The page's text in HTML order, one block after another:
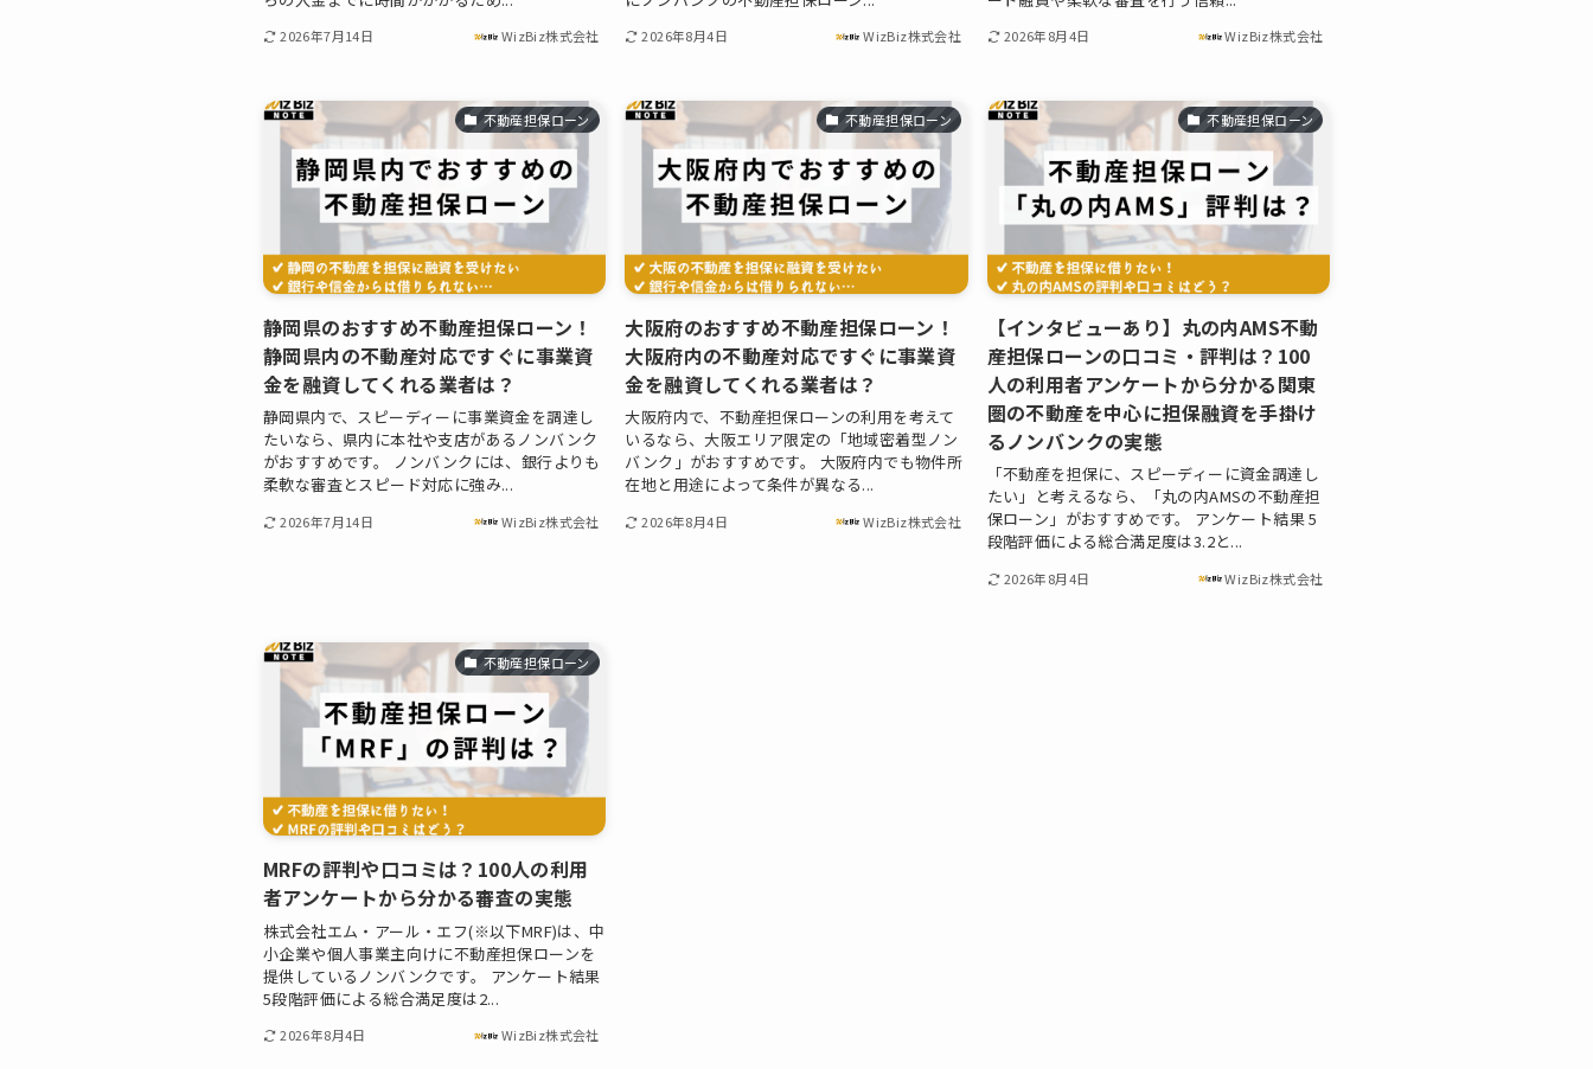
2026年7月14日 WizBiz株式会社 2026年8月4日 WizBiz株式会社 2026年8月4日 WizBiz株式会社
不動産担保ローン
静岡県のおすすめ不動産担保ローン！
静岡県内の不動産対応ですぐに事業資
金を融資してくれる業者は？
静岡県内で、スピーディーに事業資金を調達し
たいなら、県内に本社や支店があるノンバンク
がおすすめです。 ノンバンクには、銀行よりも
柔軟な審査とスピード対応に強み...
2026年7月14日 WizBiz株式会社
不動産担保ローン
大阪府のおすすめ不動産担保ローン！
大阪府内の不動産対応ですぐに事業資
金を融資してくれる業者は？
大阪府内で、不動産担保ローンの利用を考えて
いるなら、大阪エリア限定の「地域密着型ノン
バンク」がおすすめです。 大阪府内でも物件所
在地と用途によって条件が異なる...
2026年8月4日 WizBiz株式会社
不動産担保ローン
【インタビューあり】丸の内AMS不動
産担保ローンの口コミ・評判は？100
人の利用者アンケートから分かる関東
圏の不動産を中心に担保融資を手掛け
るノンバンクの実態
「不動産を担保に、スピーディーに資金調達し
たい」と考えるなら、「丸の内AMSの不動産担
保ローン」がおすすめです。 アンケート結果 5
段階評価による総合満足度は3.2と...
2026年8月4日 WizBiz株式会社
不動産担保ローン
MRFの評判や口コミは？100人の利用
者アンケートから分かる審査の実態
株式会社エム・アール・エフ(※以下MRF)は、中
小企業や個人事業主向けに不動産担保ローンを
提供しているノンバンクです​。 アンケート結果
5段階評価による総合満足度は2...
2026年8月4日 WizBiz株式会社